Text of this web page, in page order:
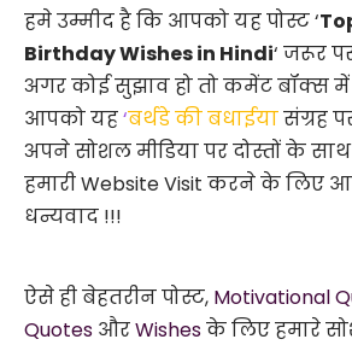
हमे उम्मीद है कि आपको यह पोस्ट ‘
Birthday Wishes in Hindi‘ जरूर
अगर कोई सुझाव हो तो कमेंट बॉक्स
आपको यह‘बर्थडे की बधाईयासंग्रह
अपने सोशल मीडिया पर दोस्तों के
हमारी Website Visit करने के लिए
धन्यवाद !!!
ऐसे ही बेहतरीन पोस्ट, Motivational
Quotes औरWishesके लिए हमारे